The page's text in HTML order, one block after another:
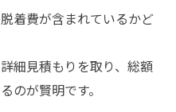
着費が含まれているかど
細見積もりを取り、総額
のが賢明です。